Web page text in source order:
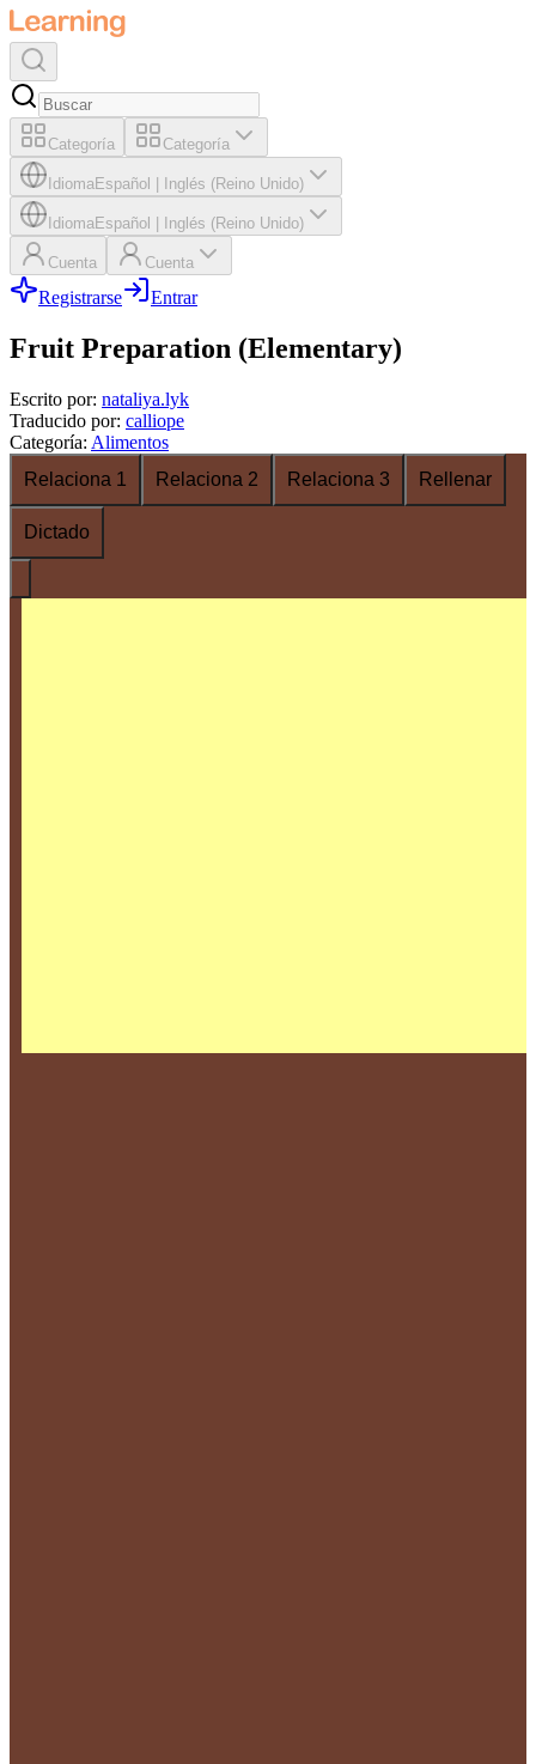
Categoría Categoría
IdiomaEspañol Inglés (Reino Unido)
IdiomaEspañol Inglés (Reino Unido)
Cuenta Cuenta
Registrarse Entrar
Fruit Preparation (Elementary)
Escrito por: nataliya.lyk
Traducido por: calliope
Categoría: Alimentos
Relaciona 1
Relaciona 2 Relaciona 3 Rellenar
Dictado